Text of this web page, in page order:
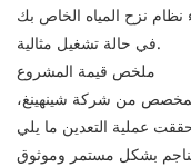
نظام نزح المياه الخاص بك
في حالة تشغيل مثالية.
ملخص قيمة المشروع
من شركة شينهينغ،
بشكل مستمر وموثوق